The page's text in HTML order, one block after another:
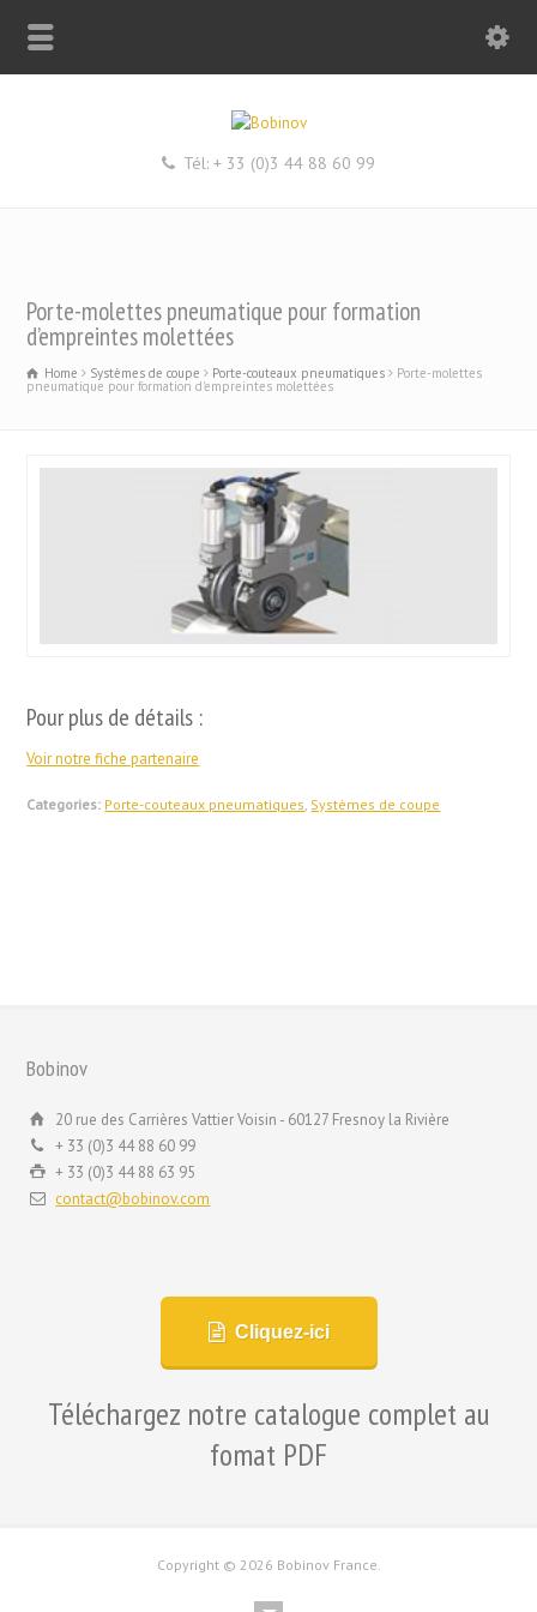
Tél: + 33 (0)3 44 88 60 99
Porte-molettes pneumatique pour formation
d’empreintes molettées
Home Systèmes de coupe Porte-couteaux pneumatiques Porte-molettes
pneumatique pour formation d'empreintes molettées
Pour plus de détails :
Voir notre fiche partenaire
Categories: Porte-couteaux pneumatiques, Systèmes de coupe
Bobinov
20 rue des Carrières Vattier Voisin - 60127 Fresnoy la Rivière
+ 33 (0)3 44 88 60 99
+ 33 (0)3 44 88 63 95
contact@bobinov.com
Cliquez-ici
Téléchargez notre catalogue complet au
fomat PDF
Copyright © 2026 Bobinov France.